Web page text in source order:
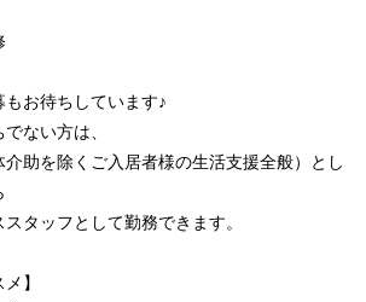
お待ちしています♪
ない方は、
助を除くご入居者様の生活支援全般）とし
タッフとして勤務できます。
】